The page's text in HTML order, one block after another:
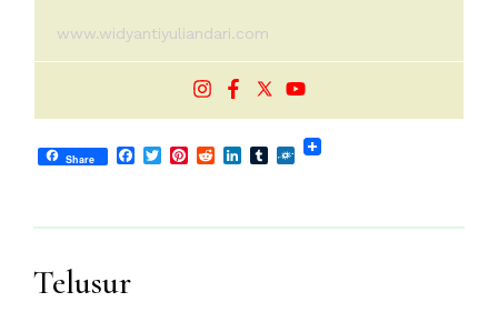
www.widyantiyuliandari.com
Share Facebook
TwitterPinterest
RedditLinkedIn
Tumblr
Folkd
Telusur